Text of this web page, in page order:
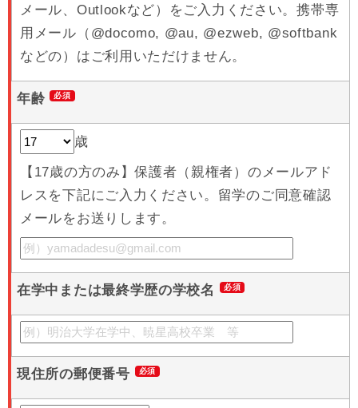
メール、Outlookなど）をご入力ください。携帯専
用メール（@docomo, @au, @ezweb, @softbank
などの）はご利用いただけません。
年齢
歳
【17歳の方のみ】保護者（親権者）のメールアド
レスを下記にご入力ください。留学のご同意確認
メールをお送りします。
在学中または最終学歴の学校名
現住所の郵便番号